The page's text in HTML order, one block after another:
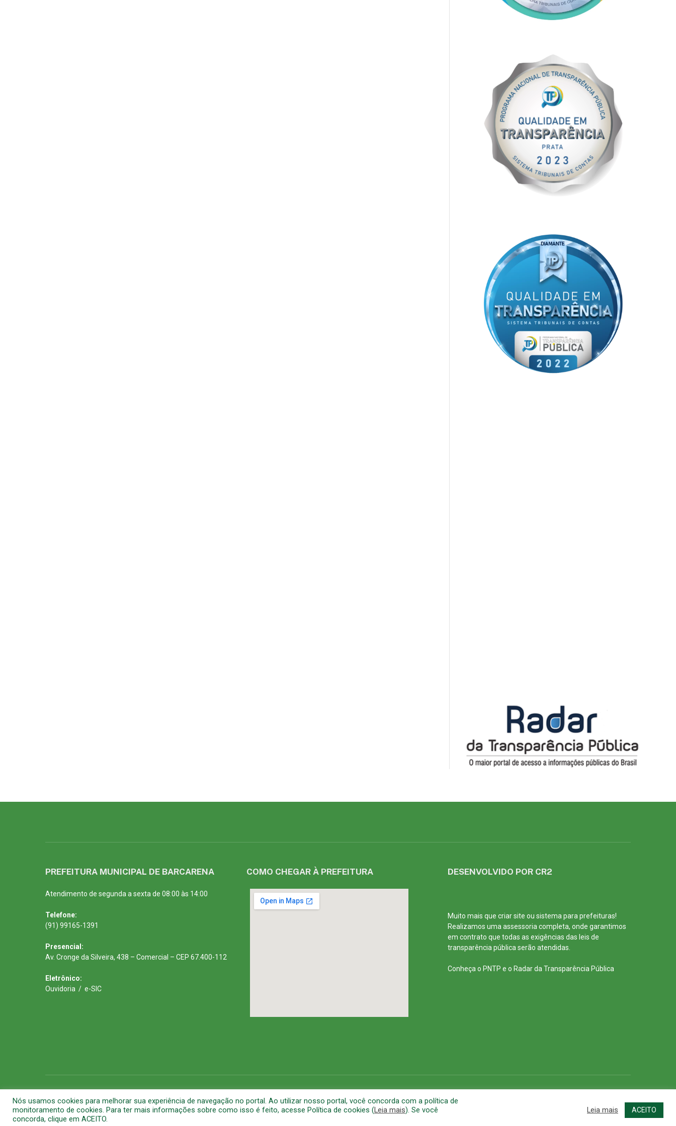
PREFEITURA MUNICIPAL DE BARCARENA
Atendimento de segunda a sexta de 08:00 às 14:00
Telefone:
(91) 99165-1391
Presencial:
Av. Cronge da Silveira, 438 – Comercial – CEP 67.400-112
Eletrônico:
Ouvidoria / e-SIC
COMO CHEGAR À PREFEITURA DESENVOLVIDO POR CR2
Muito mais que criar site ou sistema para prefeituras!
Realizamos uma assessoria completa, onde garantimos
em contrato que todas as exigências das leis de
transparência pública serão atendidas.
Conheça o PNTP e o Radar da Transparência Pública
Nós usamos cookies para melhorar sua experiência de navegação no portal. Ao utilizar nosso portal, você concorda com a política de
monitoramento de cookies. Para ter mais informações sobre como isso é feito, acesse Política de cookies (Leia mais). Se você
concorda, clique em ACEITO.
Leia mais ACEITO